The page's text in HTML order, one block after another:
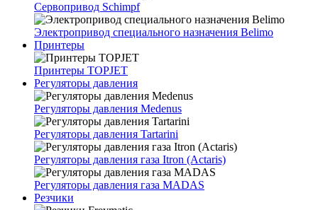
Сервопривод Schimpf
Электропривод специального назначения Belimo
Принтеры
Принтеры TOPJET
Регуляторы давления
Регуляторы давления Medenus
Регуляторы давления Tartarini
Регуляторы давления газа Itron (Actaris)
Регуляторы давления газа MADAS
Резчики